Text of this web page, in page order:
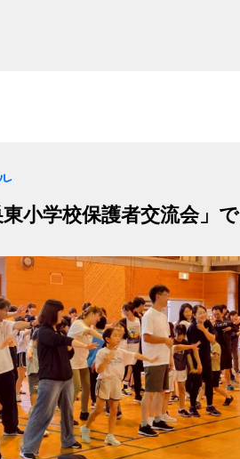
小学校保護者交流会」